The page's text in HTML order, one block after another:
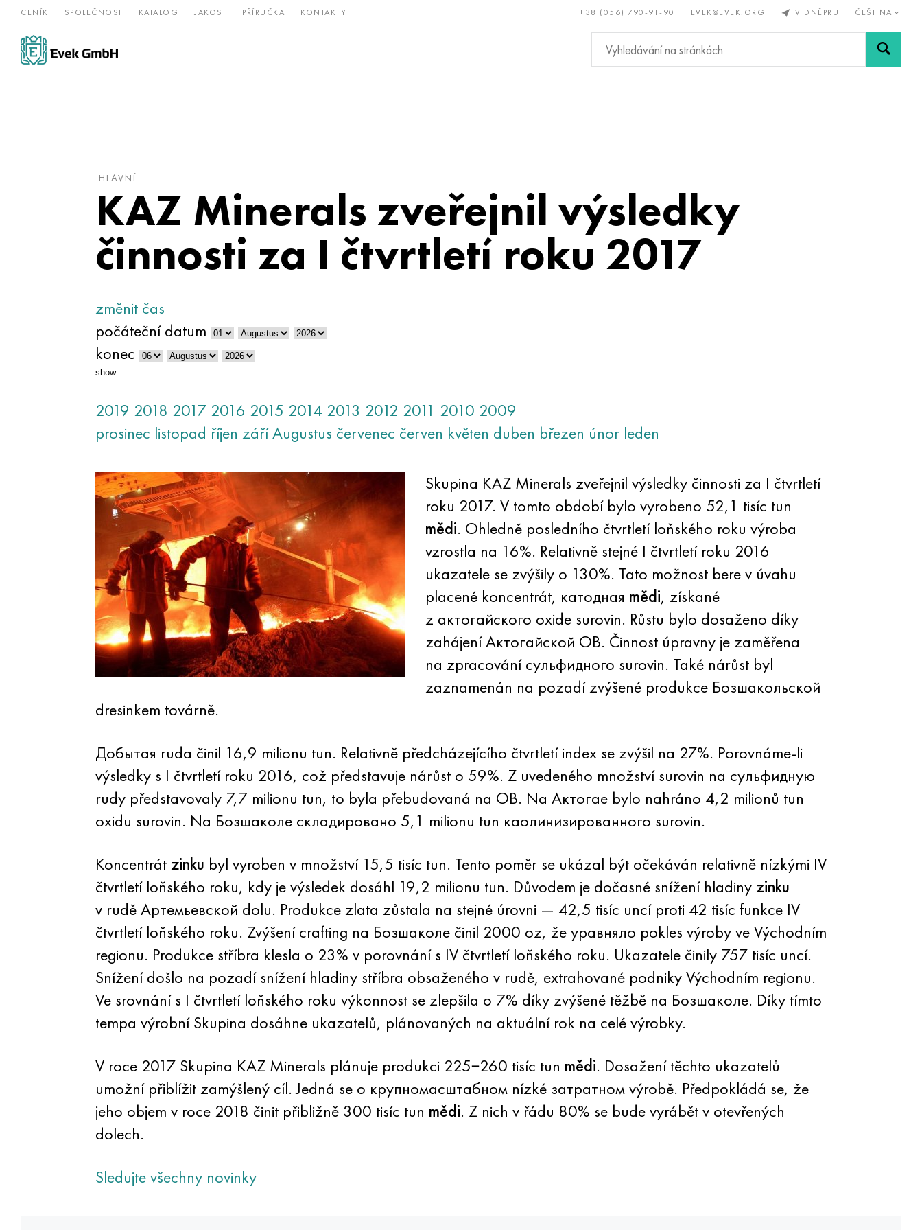
CENÍK SPOLEČNOST KATALOG JAKOST PŘÍRUČKA KONTAKTY +38 (056) 790-91-90 EVEK@EVEK.ORG V DNĚPRU ČEŠTINA
Slitiny
niklu
nerezová Vzácné a Bronz, měď, Neželezné
kovy
Legovaná Sítě a
HLAVNÍ
KAZ Minerals zveřejnil výsledky
činnosti za I čtvrtletí roku 2017
změnit čas
počáteční datum
konec
show
2019 2018 2017 2016 2015 2014 2013 2012 2011 2010 2009
prosinec listopad říjen záříAugustus červenec červen květen duben březen únor leden
Skupina KAZ Minerals zveřejnil výsledky činnosti za I čtvrtletí
roku 2017. V tomto období bylo vyrobeno 52,1 tisíc tun
mědi. Ohledně posledního čtvrtletí loňského roku výroba
vzrostla na 16%. Relativně stejné I čtvrtletí roku 2016
ukazatele se zvýšily o 130%. Tato možnost bere v úvahu
placené koncentrát, катодная mědi, získané
z актогайского oxide surovin. Růstu bylo dosaženo díky
zahájení Актогайской OB. Činnost úpravny je zaměřena
na zpracování сульфидного surovin. Také nárůst byl
zaznamenán na pozadí zvýšené produkce Бозшакольской
dresinkem továrně.
Добытая ruda činil 16,9 milionu tun. Relativně předcházejícího čtvrtletí index se zvýšil na 27%. Porovnáme-li
výsledky s I čtvrtletí roku 2016, což představuje nárůst o 59%. Z uvedeného množství surovin na сульфидную
rudy představovaly 7,7 milionu tun, to byla přebudovaná na OB. Na Актогае bylo nahráno 4,2 milionů tun
oxidu surovin. Na Бозшаколе складировано 5,1 milionu tun каолинизированного surovin.
Koncentrátzinku byl vyroben v množství 15,5 tisíc tun. Tento poměr se ukázal být očekáván relativně nízkými IV
čtvrtletí loňského roku, kdy je výsledek dosáhl 19,2 milionu tun. Důvodem je dočasné snížení hladinyzinku
v rudě Артемьевской dolu. Produkce zlata zůstala na stejné úrovni — 42,5 tisíc uncí proti 42 tisíc funkce IV
čtvrtletí loňského roku. Zvýšení crafting na Бозшаколе činil 2000 oz, že уравняло pokles výroby ve Východním
regionu. Produkce stříbra klesla o 23% v porovnání s IV čtvrtletí loňského roku. Ukazatele činily 757 tisíc uncí.
Snížení došlo na pozadí snížení hladiny stříbra obsaženého v rudě, extrahované podniky Východním regionu.
Ve srovnání s I čtvrtletí loňského roku výkonnost se zlepšila o 7% díky zvýšené těžbě na Бозшаколе. Díky tímto
tempa výrobní Skupina dosáhne ukazatelů, plánovaných na aktuální rok na celé výrobky.
V roce 2017 Skupina KAZ Minerals plánuje produkci 225−260 tisíc tun mědi. Dosažení těchto ukazatelů
umožní přiblížit zamýšlený cíl. Jedná se o крупномасштабном nízké затратном výrobě. Předpokládá se, že
jeho objem v roce 2018 činit přibližně 300 tisíc tun mědi. Z nich v řádu 80% se bude vyrábět v otevřených
dolech.
Sledujte všechny novinky